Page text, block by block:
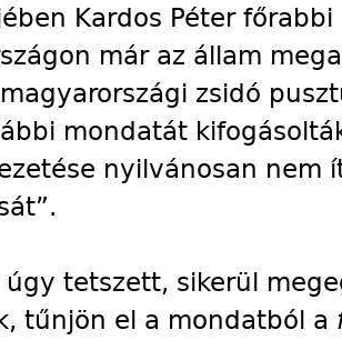
Kardos Péter
már az állam
zsidó
mondatát
nyilvánosan nem
úgy tetszett, sikerül
tűnjön el a mondatból a